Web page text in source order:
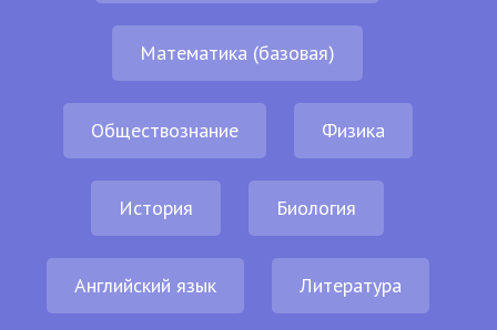
Математика (базовая)
Обществознание Физика
История Биология
Английский язык Литература